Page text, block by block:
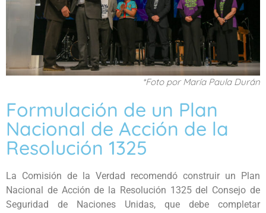
*Foto por María Paula Durán
Formulación de un Plan
Nacional de Acción de la
Resolución 1325
La Comisión de la Verdad recomendó construir un Plan
Nacional de Acción de la Resolución 1325 del Consejo de
Seguridad de Naciones Unidas, que debe completar